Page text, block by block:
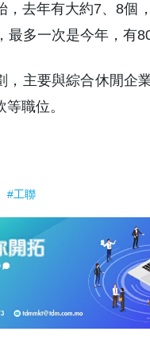
，去年有大約7、8個
最多一次是今年，有
，主要與綜合休閒企
職位。
#工聯